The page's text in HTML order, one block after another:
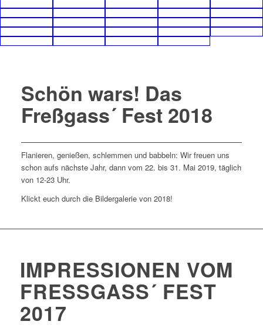
Schön wars! Das
Freßgass´ Fest 2018
Flanieren, genießen, schlemmen und babbeln: Wir freuen uns
schon aufs nächste Jahr, dann vom 22. bis 31. Mai 2019, täglich
von 12-23 Uhr.
Klickt euch durch die Bildergalerie von 2018!
IMPRESSIONEN VOM
FRESSGASS´ FEST 2
017